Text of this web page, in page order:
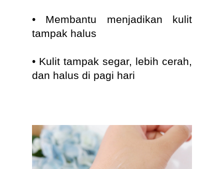
• Membantu menjadikan kulit
tampak halus
• Kulit tampak segar, lebih cerah,
dan halus di pagi hari